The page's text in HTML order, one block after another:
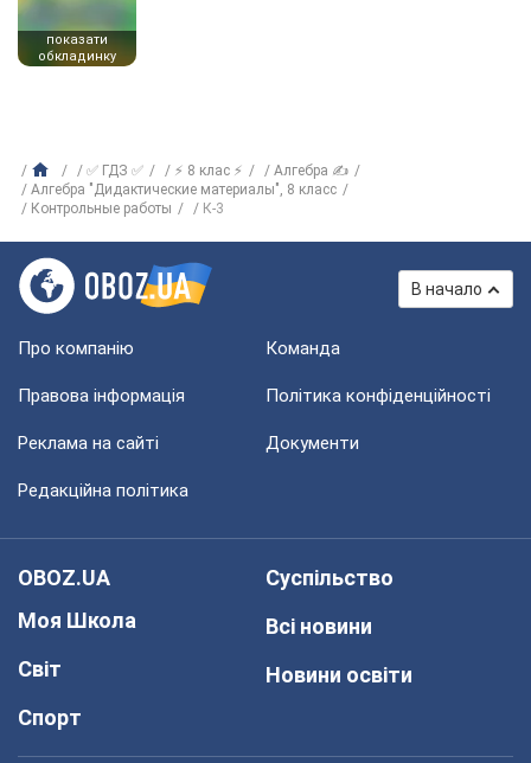
показати
обкладинку
✅ ГДЗ ✅ ⚡ 8 клас ⚡
Алгебра ✍
Алгебра "Дидактические материалы", 8 класс
Контрольные работы
К-3
В начало
Про компанію Команда
Правова інформація Політика конфіденційності
Реклама на сайті Документи
Редакційна політика
OBOZ.UA
Моя Школа
Світ
Спорт
Суспільство
Всі новини
Новини освіти